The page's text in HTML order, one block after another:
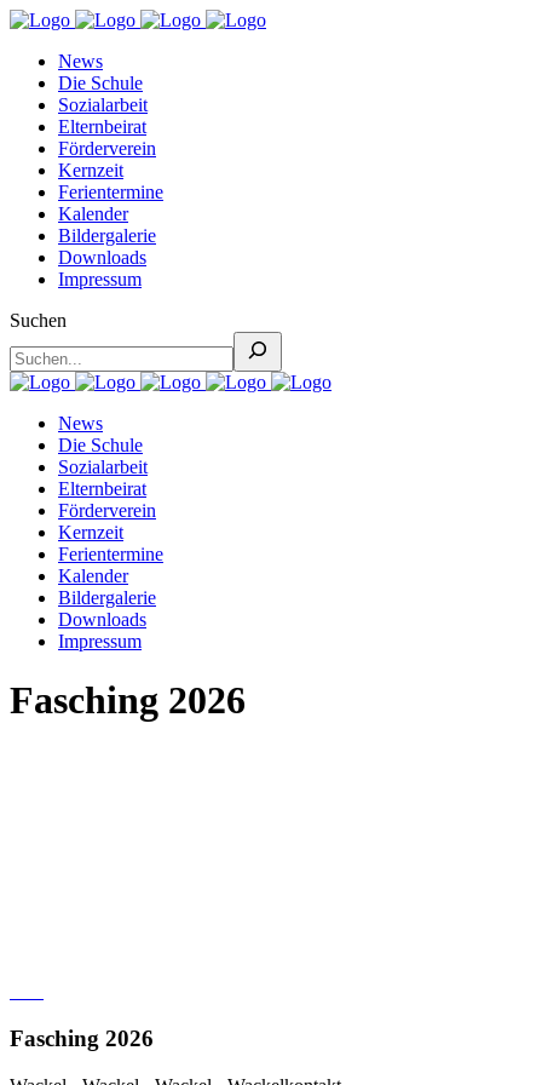
News
Die Schule
Sozialarbeit
Elternbeirat
Förderverein
Kernzeit
Ferientermine
Kalender
Bildergalerie
Downloads
Impressum
Suchen
News
Die Schule
Sozialarbeit
Elternbeirat
Förderverein
Kernzeit
Ferientermine
Kalender
Bildergalerie
Downloads
Impressum
Fasching 2026
Fasching 2026